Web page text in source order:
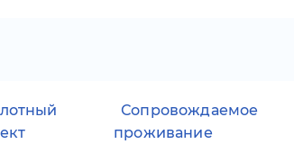
Сопровождаемое
проживание